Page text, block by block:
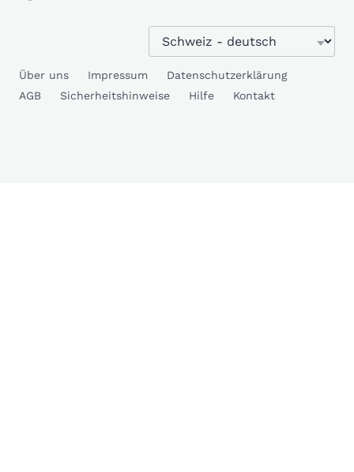
Über uns Impressum
Datenschutzerklärung
AGB
Sicherheitshinweise Hilfe Kontakt